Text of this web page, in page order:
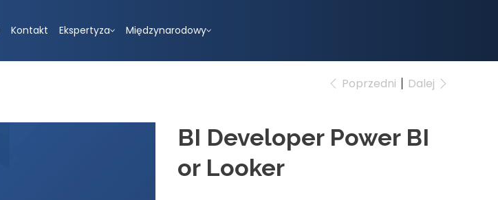
Kontakt Ekspertyza Międzynarodowy
Poprzedni Dalej
BI Developer Power BI
or Looker